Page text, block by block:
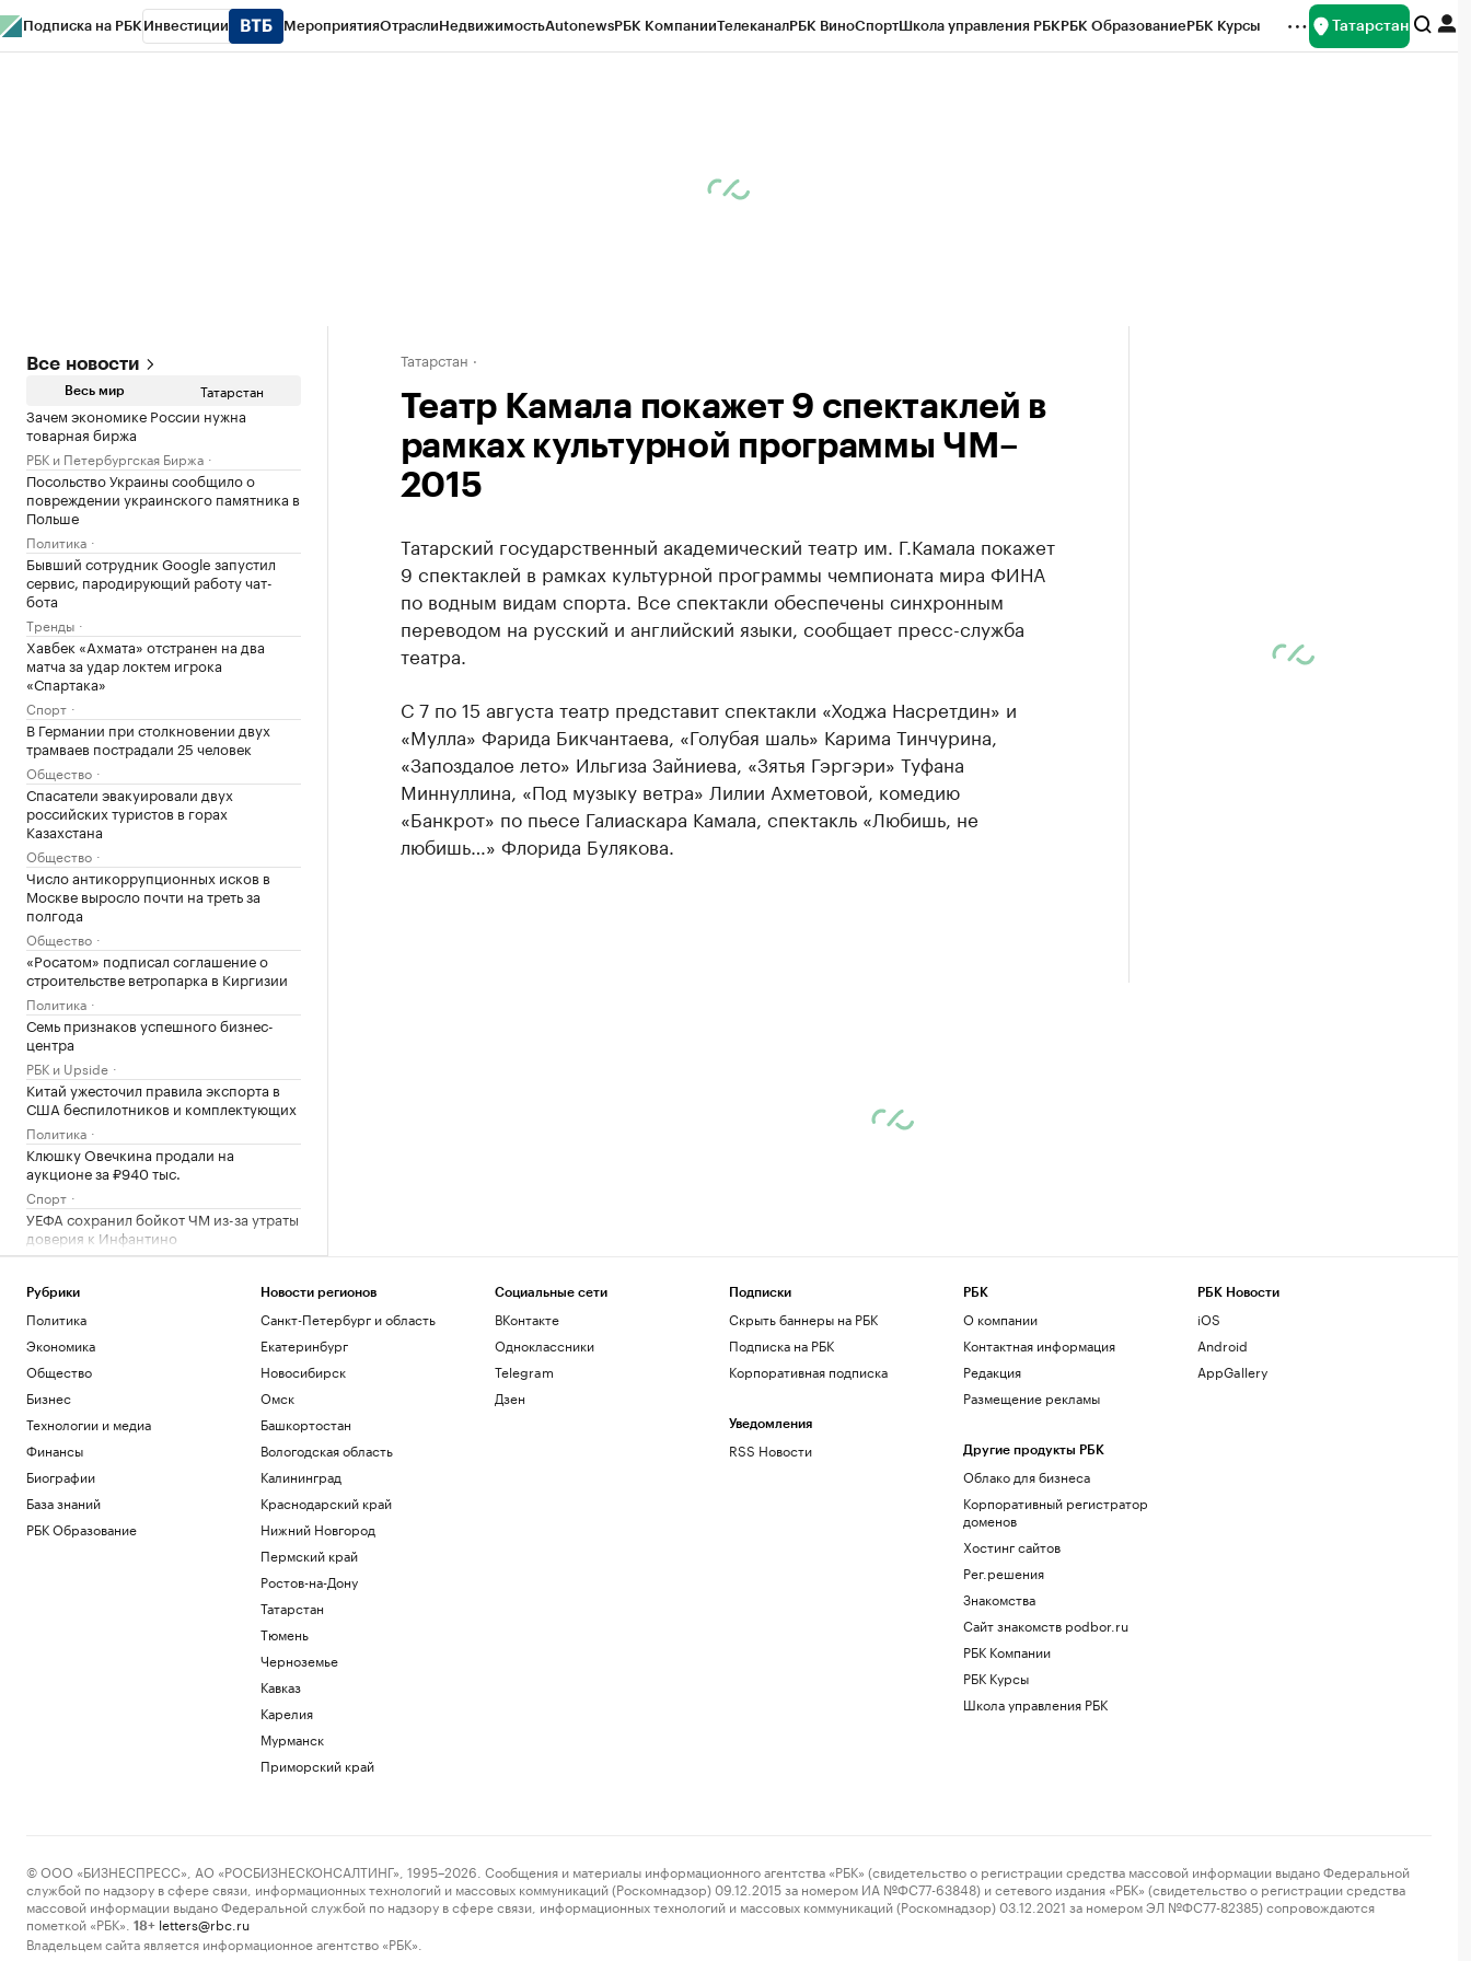
Подписка на РБК Инвестиции МероприятияОтраслиНедвижимостьAutonewsРБК КомпанииТелеканалРБК ВиноСпортШкола управления РБКРБК ОбразованиеРБК Курсы Татарстан
Все новости
Весь мир Татарстан
Зачем экономике России нужна
товарная биржа
РБК и Петербургская Биржа
Посольство Украины сообщило о
повреждении украинского памятника в
Польше
Политика
Бывший сотрудник Google запустил
сервис, пародирующий работу чат-
бота
Тренды
Хавбек «Ахмата» отстранен на два
матча за удар локтем игрока
«Спартака»
Спорт
В Германии при столкновении двух
трамваев пострадали 25 человек
Общество
Спасатели эвакуировали двух
российских туристов в горах
Казахстана
Общество
Число антикоррупционных исков в
Москве выросло почти на треть за
полгода
Общество
«Росатом» подписал соглашение о
строительстве ветропарка в Киргизии
Политика
Семь признаков успешного бизнес-
центра
РБК и Upside
Китай ужесточил правила экспорта в
США беспилотников и комплектующих
Политика
Клюшку Овечкина продали на
аукционе за ₽940 тыс.
Спорт
УЕФА сохранил бойкот ЧМ из-за утраты
доверия к Инфантино
Спорт
В каких регионах ослабили меры по
бензину. Карта и актуальная ситуация
Подписка на РБК
В Wildberries рассказали, как
предпринимателям подтвердить ущерб
от атак
Бизнес
В бизнес-центре «Адмирал» в Южном
порту залит первый куб бетона
Пресс-релиз
Военная операция на Украине. Главное
Политика
«Билайн» расширил транспортную сеть
В Армении назвали необоснованными
ограничения на экспорт в Россию
нежелательным фонд Human Rights
Татарстан
Театр Камала покажет 9 спектаклей в
рамках культурной программы ЧМ–
2015
Татарский государственный академический театр им. Г.Камала покажет
9 спектаклей в рамках культурной программы чемпионата мира ФИНА
по водным видам спорта. Все спектакли обеспечены синхронным
переводом на русский и английский языки, сообщает пресс-служба
театра.
С 7 по 15 августа театр представит спектакли «Ходжа Насретдин» и
«Мулла» Фарида Бикчантаева, «Голубая шаль» Карима Тинчурина,
«Запоздалое лето» Ильгиза Зайниева, «Зятья Гэргэри» Туфана
Миннуллина, «Под музыку ветра» Лилии Ахметовой, комедию
«Банкрот» по пьесе Галиаскара Камала, спектакль «Любишь, не
любишь…» Флорида Булякова.
Рубрики
Политика
Экономика
Общество
Бизнес
Технологии и медиа
Финансы
Биографии
База знаний
РБК Образование
Новости регионов
Санкт-Петербург и область
Екатеринбург
Новосибирск
Омск
Башкортостан
Вологодская область
Калининград
Краснодарский край
Нижний Новгород
Пермский край
Ростов-на-Дону
Татарстан
Тюмень
Черноземье
Кавказ
Карелия
Мурманск
Приморский край
Социальные сети
ВКонтакте
Одноклассники
Telegram
Дзен
Подписки
Скрыть баннеры на РБК
Подписка на РБК
Корпоративная подписка
Уведомления
RSS Новости
РБК
О компании
Контактная информация
Редакция
Размещение рекламы
Другие продукты РБК
Облако для бизнеса
Корпоративный регистратор
доменов
Хостинг сайтов
Рег.решения
Знакомства
Сайт знакомств podbor.ru
РБК Компании
РБК Курсы
Школа управления РБК
РБК Новости
iOS
Android
AppGallery
© ООО «БИЗНЕСПРЕСС», АО «РОСБИЗНЕСКОНСАЛТИНГ», 1995–2026. Сообщения и материалы информационного агентства «РБК» (свидетельство о регистрации средства массовой информации выдано Федеральной
службой по надзору в сфере связи, информационных технологий и массовых коммуникаций (Роскомнадзор) 09.12.2015 за номером ИА №ФС77-63848) и сетевого издания «РБК» (свидетельство о регистрации средства
массовой информации выдано Федеральной службой по надзору в сфере связи, информационных технологий и массовых коммуникаций (Роскомнадзор) 03.12.2021 за номером ЭЛ №ФС77-82385) сопровождаются
пометкой «РБК».
18+ letters@rbc.ru
Владельцем сайта является информационное агентство «РБК».